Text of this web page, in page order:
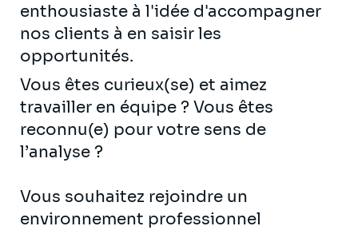
enthousiaste à l'idée d'accompagner
nos clients à en saisir les
opportunités.
Vous êtes curieux(se) et aimez
travailler en équipe ? Vous êtes
reconnu(e) pour votre sens de
l’analyse ?
Vous souhaitez rejoindre un
environnement professionnel